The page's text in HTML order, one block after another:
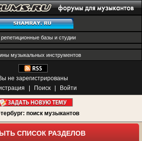
репетиционные базы и студии
музыкальных инструментов
не зарегистрированы
Поиск Войти
поиск музыкантов
СПИСОК РАЗДЕЛОВ